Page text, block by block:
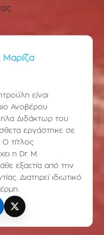
Μαρίζα
είναι
Ανοβέρου
Διδάκτωρ του
εργάστηκε σε
Ο τίτλος
η Dr. Μ.
εξαετία από την
Διατηρεί ιδιωτικό
X (Twitter)